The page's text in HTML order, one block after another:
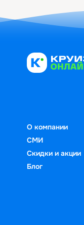
О компании
СМИ
Скидки и акции
Блог